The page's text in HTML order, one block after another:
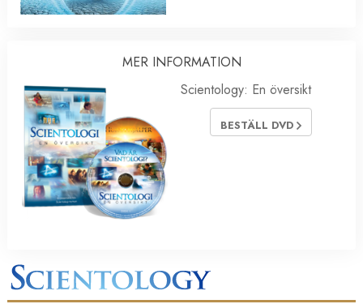
MER INFORMATION
Scientology: En översikt
BESTÄLL DVD